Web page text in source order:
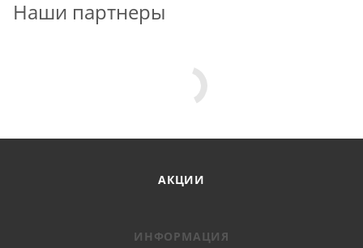
Наши партнеры
АКЦИИ
ИНФОРМАЦИЯ